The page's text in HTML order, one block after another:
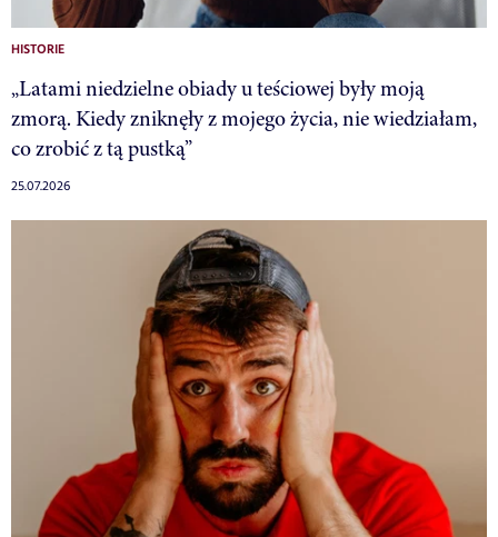
HISTORIE
„Latami niedzielne obiady u teściowej były moją
zmorą. Kiedy zniknęły z mojego życia, nie wiedziałam,
co zrobić z tą pustką”
25.07.2026